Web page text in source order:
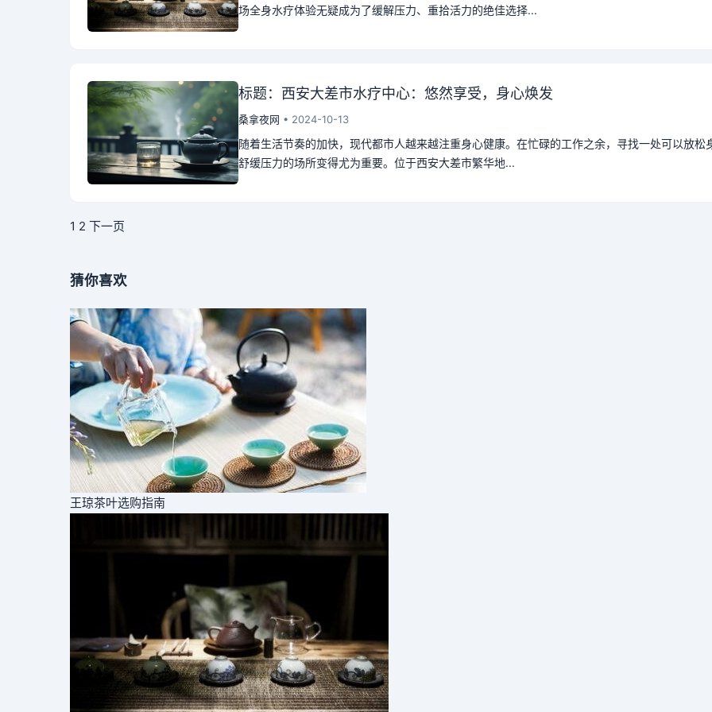
场全身水疗体验无疑成为了缓解压力、重拾活力的绝佳选择...
标题：西安大差市水疗中心：悠然享受，身心焕发
桑拿夜网 • 2024-10-13
随着生活节奏的加快，现代都市人越来越注重身心健康。在忙碌的工作之余，寻找一处可以放松
舒缓压力的场所变得尤为重要。位于西安大差市繁华地...
1 2 下一页
猜你喜欢
王琼茶叶选购指南